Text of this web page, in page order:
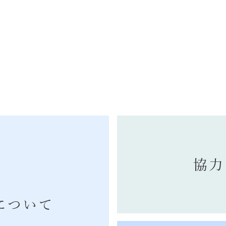
ついて
協